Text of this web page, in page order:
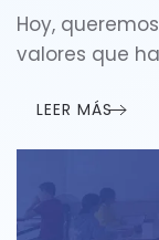
Hoy,
valores que
LEER MÁS